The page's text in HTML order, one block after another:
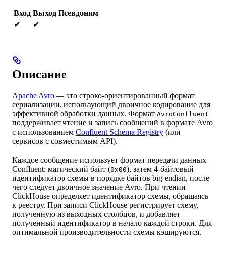
Вход Выход Псевдоним
✔
✔
Описание
Apache Avro — это строко-ориентированный формат
сериализации, использующий двоичное кодирование для
эффективной обработки данных. Формат AvroConfluent
поддерживает чтение и запись сообщений в формате Avro
с использованием Confluent Schema Registry (или
сервисов с совместимым API).
Каждое сообщение использует формат передачи данных
Confluent: магический байт (0x00), затем 4-байтовый
идентификатор схемы в порядке байтов big-endian, после
чего следует двоичное значение Avro. При чтении
ClickHouse определяет идентификатор схемы, обращаясь
к реестру. При записи ClickHouse регистрирует схему,
полученную из выходных столбцов, и добавляет
полученный идентификатор в начало каждой строки. Для
оптимальной производительности схемы кэшируются.